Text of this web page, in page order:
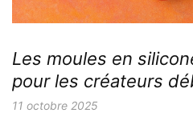
Les moules en
pour les créateurs
11 octobre 2025